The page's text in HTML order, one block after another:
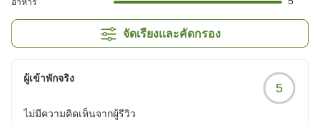
อาหาร
จัดเรียงและคัดกรอง
ผู้เข้าพักจริง
5
ไม่มีความคิดเห็นจากผู้รีวิว